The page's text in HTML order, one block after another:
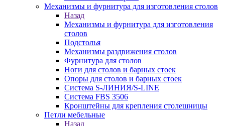
Механизмы и фурнитура для изготовления столов
Назад
Механизмы и фурнитура для изготовления
столов
Подстолья
Механизмы раздвижения столов
Фурнитура для столов
Ноги для столов и барных стоек
Опоры для столов и барных стоек
Система S-ЛИНИЯ/S-LINE
Система FBS 3506
Кронштейны для крепления столешницы
Петли мебельные
Назад